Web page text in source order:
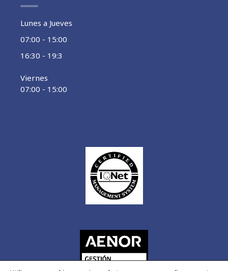
Lunes a Jueves
07:00 - 15:00
16:30 - 19:3
Viernes
07:00 - 15:00